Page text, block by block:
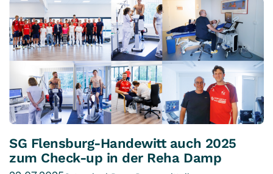
SG Flensburg-Handewitt auch 2025
zum Check-up in der Reha Damp